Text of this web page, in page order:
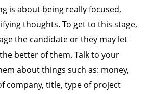
is about being really focused,
thoughts. To get to this stage,
the candidate or they may let
better of them. Talk to your
about things such as: money,
company, title, type of project